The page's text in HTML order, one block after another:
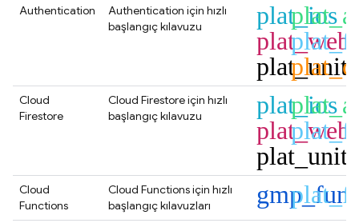
Authentication Authentication için hızlı
başlangıç kılavuzu
plat_ios
plat_web
Cloud
Firestore
Cloud Firestoreiçin hızlı
başlangıç kılavuzu
plat_ios
plat_web
Cloud
Functions
Cloud Functionsiçin hızlı
başlangıç kılavuzları